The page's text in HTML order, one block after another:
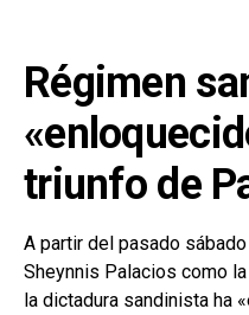
Régimen
triunfo de
A partir del pasado
Sheynnis Palacios como
la dictadura sandinista ha